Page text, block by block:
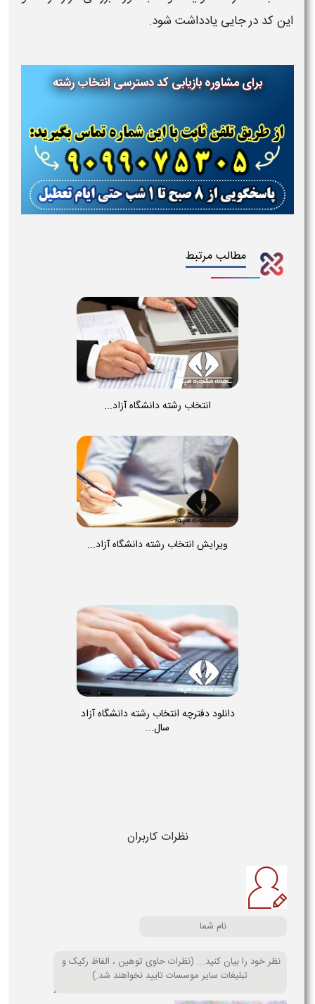
این کد در جایی یادداشت شود.
برای مشاوره بازیابی کد دسترسی انتخاب رشته
مطالب مرتبط
انتخاب رشته دانشگاه آزاد...
ویرایش انتخاب رشته دانشگاه آزاد...
دانلود دفترچه انتخاب رشته دانشگاه آزاد
سال...
نظرات کاربران